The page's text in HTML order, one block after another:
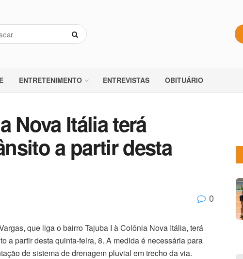
ENTRETENIMENTO ENTREVISTAS OBITUÁRIO
Nova Itália terá
a partir desta
0
que liga o bairro Tajuba I à Colônia Nova Itália, terá
a partir desta quinta-feira, 8. A medida é necessária para
de sistema de drenagem pluvial em trecho da via.